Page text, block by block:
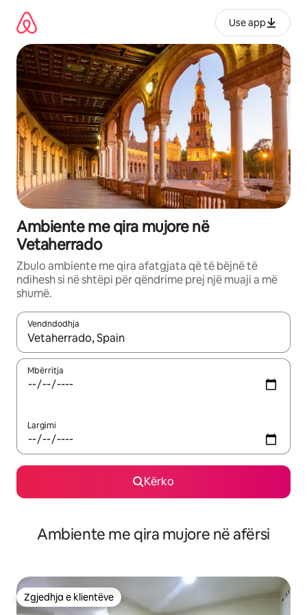
përmbajtja
Use app
Ambiente me qira mujore në
Vetaherrado
Zbulo ambiente me qira afatgjata që të bëjnë të
ndihesh si në shtëpi për qëndrime prej një muaji a më
shumë.
Vendndodhja
Kur rezultatet të jenë të disponueshme, lëviz me butonat e
Mbërritja
Largimi
Kërko
Ambiente me qira mujore në afërsi
Zgjedhja e klientëve
Zgjedhja e klientëve